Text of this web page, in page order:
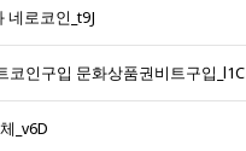
네로코인_t9J
인구입 문화상품권비트구입_l1C
_v6D